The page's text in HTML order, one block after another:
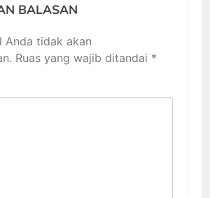
BALASAN
Anda tidak akan
Ruas yang wajib ditandai *